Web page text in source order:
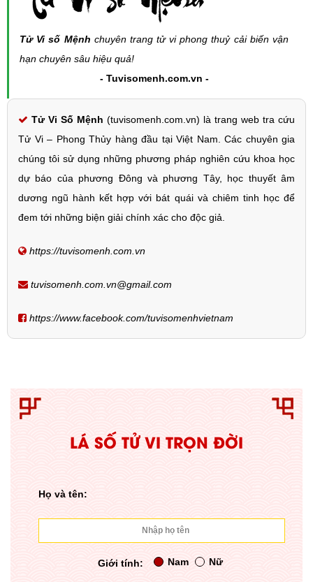
Tử Vi số Mệnh chuyên trang tử vi phong thuỷ cải biến vận
hạn chuyên sâu hiệu quả!
- Tuvisomenh.com.vn -
Tử Vi Số Mệnh (tuvisomenh.com.vn) là trang web tra cứu
Tử Vi – Phong Thủy hàng đầu tại Việt Nam. Các chuyên gia
chúng tôi sử dụng những phương pháp nghiên cứu khoa học
dự báo của phương Đông và phương Tây, học thuyết âm
dương ngũ hành kết hợp với bát quái và chiêm tinh học để
đem tới những biện giải chính xác cho độc giả.
https://tuvisomenh.com.vn
tuvisomenh.com.vn@gmail.com
https://www.facebook.com/tuvisomenhvietnam
LÁ SỐ TỬ VI TRỌN ĐỜI
Họ và tên:
Giới tính: Nam Nữ